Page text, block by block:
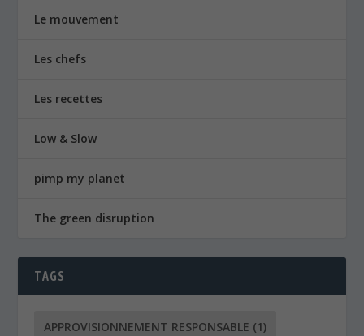
Le mouvement
Les chefs
Les recettes
Low & Slow
pimp my planet
The green disruption
TAGS
APPROVISIONNEMENT RESPONSABLE (1)